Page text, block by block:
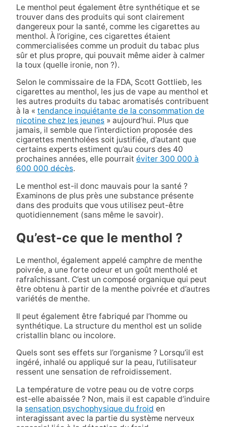
Le menthol peut également être synthétique et se
trouver dans des produits qui sont clairement
dangereux pour la santé, comme les cigarettes au
menthol. À l’origine, ces cigarettes étaient
commercialisées comme un produit du tabac plus
sûr et plus propre, qui pouvait même aider à calmer
la toux (quelle ironie, non ?).
Selon le commissaire de la FDA, Scott Gottlieb, les
cigarettes au menthol, les jus de vape au menthol et
les autres produits du tabac aromatisés contribuent
à la « tendance inquiétante de la consommation de
nicotine chez les jeunes» aujourd’hui. Plus que
jamais, il semble que l’interdiction proposée des
cigarettes mentholées soit justifiée, d’autant que
certains experts estiment qu’au cours des 40
prochaines années, elle pourrait éviter 300 000 à
600 000 décès.
Le menthol est-il donc mauvais pour la santé ?
Examinons de plus près une substance présente
dans des produits que vous utilisez peut-être
quotidiennement (sans même le savoir).
Qu’est-ce que le menthol ?
Le menthol, également appelé camphre de menthe
poivrée, a une forte odeur et un goût mentholé et
rafraîchissant. C’est un composé organique qui peut
être obtenu à partir de la menthe poivrée et d’autres
variétés de menthe.
Il peut également être fabriqué par l’homme ou
synthétique. La structure du menthol est un solide
cristallin blanc ou incolore.
Quels sont ses effets sur l’organisme ? Lorsqu’il est
ingéré, inhalé ou appliqué sur la peau, l’utilisateur
ressent une sensation de refroidissement.
La température de votre peau ou de votre corps
est-elle abaissée ? Non, mais il est capable d’induire
la sensation psychophysique du froid en
interagissant avec la partie du système nerveux